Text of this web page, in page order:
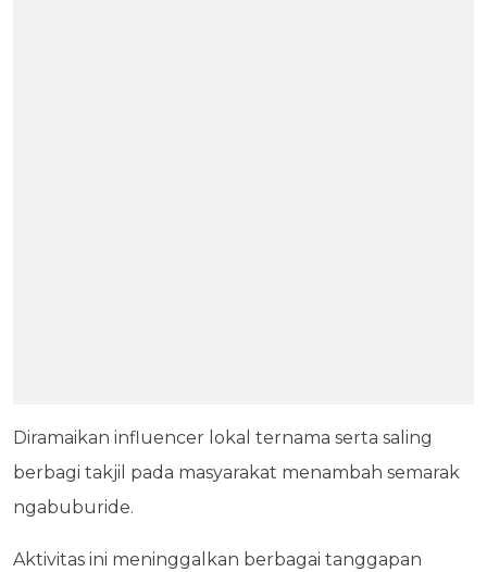
Diramaikan influencer lokal ternama serta saling
berbagi takjil pada masyarakat menambah semarak
ngabuburide.
Aktivitas ini meninggalkan berbagai tanggapan